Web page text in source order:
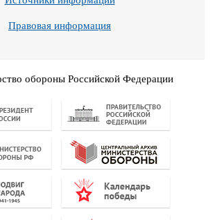
Правовая информация
обороны Российской Федерации